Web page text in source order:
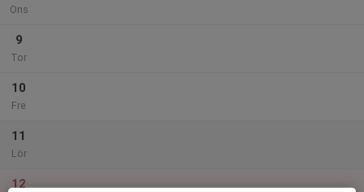
Ons
9
Tor
10
Fre
11
Lör
12